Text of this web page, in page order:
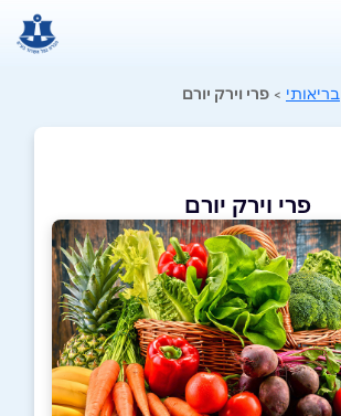
בריאותי > פרי וירק יורם
פרי וירק יורם